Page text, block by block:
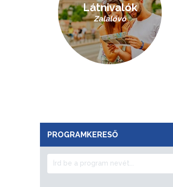
Látnivalók
Zalalövő
PROGRAMKERESŐ